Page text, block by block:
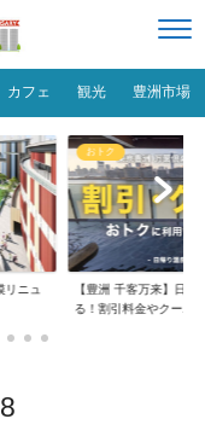
カフェ 観光 豊洲市場
リニュ
おトク
【豊洲 千客万来】日帰
る！割引料金やクーポ...